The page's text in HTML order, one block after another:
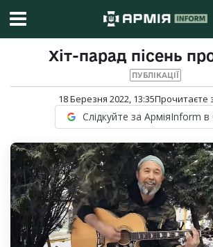
Хіт-парад пісень
ПУБЛІКАЦІЇ
18 Березня 2022, 13:35Прочитаєте
Слідкуйте за АрміяInform в